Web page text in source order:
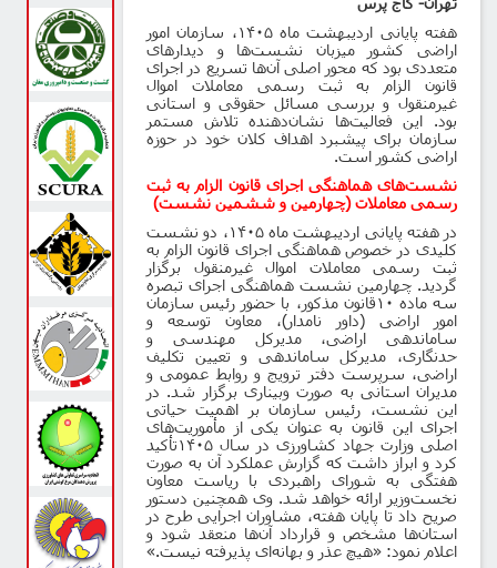
هفته پایانی اردیبهشت ماه۱۴۰۵، سازمان امور
اراضی کشور میزبان نشست‌ها و دیدارهای
متعددی بود که محور اصلی آن‌ها تسریع در اجرای
قانون الزام به ثبت رسمی معاملات اموال
غیرمنقول و بررسی مسائل حقوقی و استانی
بود. این فعالیت‌ها نشان‌دهنده تلاش مستمر
سازمان برای پیشبرد اهداف کلان خود در حوزه
اراضی کشور است.
نشست‌های هماهنگی اجرای قانون الزام به ثبت
رسمی معاملات (چهارمین و ششمین نشست)
در هفته پایانی اردیبهشت ماه۱۴۰۵، دو نشست
کلیدی در خصوص هماهنگی اجرای قانون الزام به
ثبت رسمی معاملات اموال غیرمنقول برگزار
گردید. چهارمین نشست هماهنگی اجرای تبصره
سه ماده ۱۰قانون مذکور، با حضور رئیس سازمان
امور اراضی (داور نامدار)، معاون توسعه و
ساماندهی اراضی، مدیرکل مهندسی و
حدنگاری، مدیرکل ساماندهی و تعیین تکلیف
اراضی، سرپرست دفتر ترویج و روابط عمومی و
مدیران استانی به صورت وبیناری برگزار شد. در
این نشست، رئیس سازمان بر اهمیت حیاتی
اجرای این قانون به عنوان یکی از مأموریت‌های
اصلی وزارت جهاد کشاورزی در سال ۱۴۰۵تأکید
کرد و ابراز داشت که گزارش عملکرد آن به صورت
هفتگی به شورای راهبردی با ریاست معاون
نخست‌وزیر ارائه خواهد شد. وی همچنین دستور
صریح داد تا پایان هفته، مشاوران اجرایی طرح در
استان‌ها مشخص و قرارداد آن‌ها منعقد شود و
اعلام نمود: «هیچ عذر و بهانه‌ای پذیرفته نیست.»